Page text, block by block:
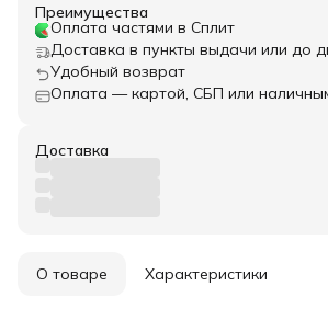
Преимущества
Оплата частями в Сплит
Доставка в пункты выдачи или до
Удобный возврат
Оплата — картой, СБП или
Доставка
О товаре Характеристики